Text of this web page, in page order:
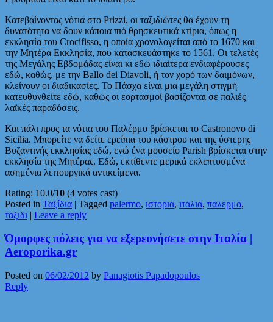
Κατεβαίνοντας νότια στο Prizzi, οι ταξιδιώτες θα έχουν τη
δυνατότητα να δουν κάποια πιό θρησκευτικά κτίρια, όπως η
εκκλησία του Crocifisso, η οποία χρονολογείται από το 1670 και
την Μητέρα Εκκλησία, που κατασκευάστηκε το 1561. Οι τελετές
της Μεγάλης Εβδομάδας είναι κι εδώ ιδιαίτερα ενδιαφέρουσες
εδώ, καθώς, με την Ballo dei Diavoli, ή τον χορό των δαιμόνων,
κλείνουν οι διαδικασίες. Το Πάσχα είναι μια μεγάλη στιγμή
κατευθυνθείτε εδώ, καθώς οι εορτασμοί βασίζονται σε παλιές
λαϊκές παραδόσεις.
Και πάλι προς τα νότια του Παλέρμο βρίσκεται το Castronovo di
Sicilia. Μπορείτε να δείτε ερείπια του κάστρου και της ύστερης
Βυζαντινής εκκλησίας εδώ, ενώ ένα μουσείο Parish βρίσκεται στην
εκκλησία της Μητέρας. Εδώ, εκτίθεντε μερικά εκλεπτυσμένα
ασημένια λειτουργικά αντικείμενα.
Rating: 10.0/10 (4 votes cast)
Posted in Ταξίδια | Tagged palermo, ιστορια, ιταλια, παλερμο,
ταξιδι | Leave a reply
Όμορφες πόλεις για να εξερευνήσετε στην Ιταλία |
Aeroporika.gr
Posted on 06/02/2012 by Panagiotis Papadopoulos
Reply